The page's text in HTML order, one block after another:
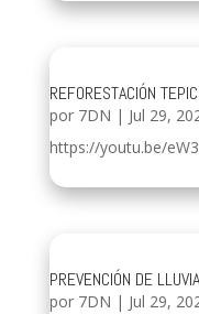
REFORESTACIÓN
por 7DN | Jul 29,
https://youtu.be/
PREVENCIÓN DE
por 7DN | Jul 29,